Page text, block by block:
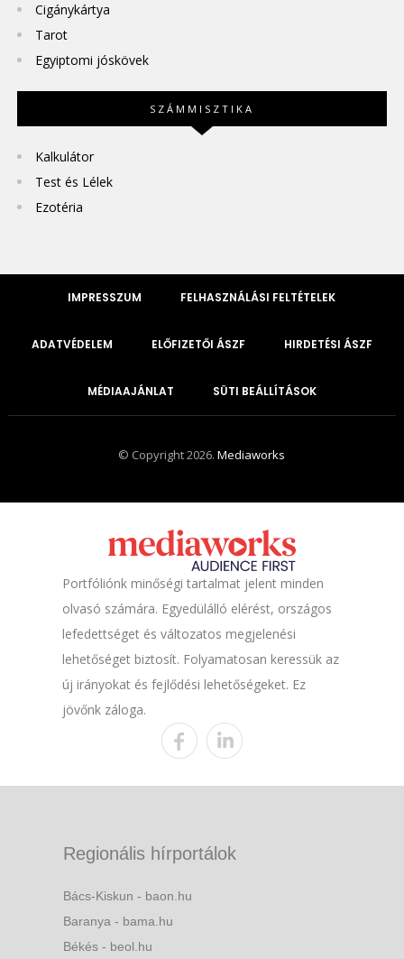
Cigánykártya
Tarot
Egyiptomi jóskövek
SZÁMMISZTIKA
Kalkulátor
Test és Lélek
Ezotéria
IMPRESSZUM FELHASZNÁLÁSI FELTÉTELEK
ADATVÉDELEM ELŐFIZETŐI ÁSZF HIRDETÉSI ÁSZF
MÉDIAAJÁNLAT SÜTI BEÁLLÍTÁSOK
© Copyright 2026.Mediaworks
Portfóliónk minőségi tartalmat jelent minden
olvasó számára. Egyedülálló elérést, országos
lefedettséget és változatos megjelenési
lehetőséget biztosít. Folyamatosan keressük az
új irányokat és fejlődési lehetőségeket. Ez
jövőnk záloga.
Regionális hírportálok
Bács-Kiskun - baon.hu
Baranya - bama.hu
Békés - beol.hu